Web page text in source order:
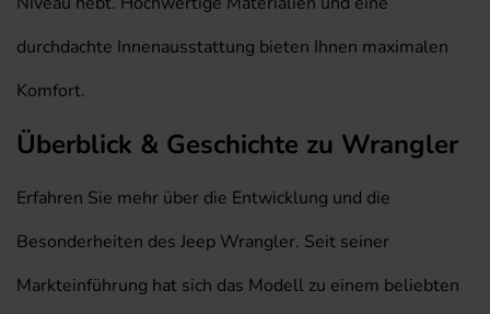
durchdachte Innenausstattung bieten Ihnen maximalen
Komfort.
Überblick & Geschichte zu Wrangler
Erfahren Sie mehr über die Entwicklung und die
Besonderheiten des Jeep Wrangler. Seit seiner
Markteinführung hat sich das Modell zu einem beliebten